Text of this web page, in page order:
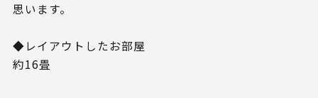
思います。
◆レイアウトしたお部屋
約16畳